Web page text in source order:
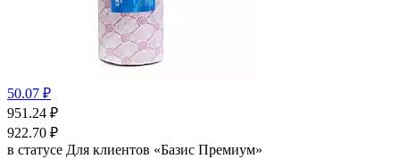
50.07 ₽
951.24 ₽
922.70 ₽
в статусе Для клиентов «Базис Премиум»